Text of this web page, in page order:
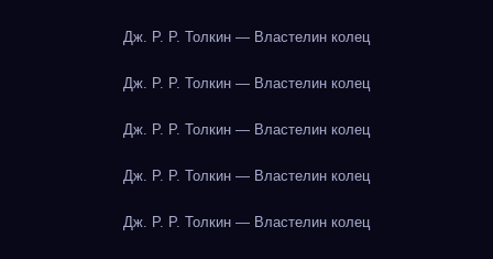
Дж. Р. Р. Толкин — Властелин колец
Дж. Р. Р. Толкин — Властелин колец
Дж. Р. Р. Толкин — Властелин колец
Дж. Р. Р. Толкин — Властелин колец
Дж. Р. Р. Толкин — Властелин колец